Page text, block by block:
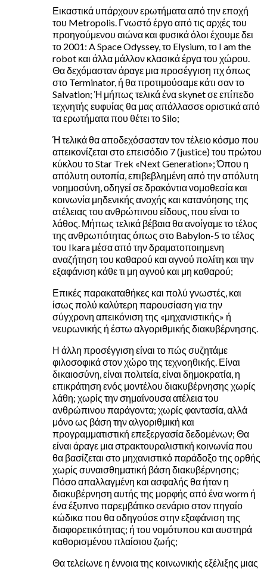
Εικαστικά υπάρχουν ερωτήματα από την εποχή
του Metropolis. Γνωστό έργο από τις αρχές του
προηγούμενου αιώνα και φυσικά όλοι έχουμε δει
το 2001: A Space Odyssey, το Elysium, το I am the
robot και άλλα μάλλον κλασικά έργα του χώρου.
Θα δεχόμασταν άραγε μια προσέγγιση πχ όπως
στο Terminator, ή θα προτιμούσαμε κάτι σαν το
Salvation; Ή μήπως τελικά ένα skynet σε επίπεδο
τεχνητής ευφυίας θα μας απάλλασσε οριστικά από
τα ερωτήματα που θέτει το Silo;
Ή τελικά θα αποδεχόσασταν τον τέλειο κόσμο που
απεικονίζεται στο επεισόδιο 7 (justice) του πρώτου
κύκλου το Star Trek «Next Generation»; Όπου η
απόλυτη ουτοπία, επιβεβλημένη από την απόλυτη
νοημοσύνη, οδηγεί σε δρακόντια νομοθεσία και
κοινωνία μηδενικής ανοχής και κατανόησης της
ατέλειας του ανθρώπινου είδους, που είναι το
λάθος. Μήπως τελικά βέβαια θα ανοίγαμε το τέλος
της ανθρωπότητας όπως στο Babylon-5 το τέλος
του Ikara μέσα από την δραματοποιημενη
αναζήτηση του καθαρού και αγνού πολίτη και την
εξαφάνιση κάθε τι μη αγνού και μη καθαρού;
Επικές παρακαταθήκες και πολύ γνωστές, και
ίσως πολύ καλύτερη παρουσίαση για την
σύγχρονη απεικόνιση της «μηχανιστικής» ή
νευρωνικής ή έστω αλγοριθμικής διακυβέρνησης.
Η άλλη προσέγγιση είναι το πώς συζητάμε
φιλοσοφικά στον χώρο της τεχνοηθικής. Είναι
δικαιοσύνη, είναι πολιτεία, είναι δημοκρατία, η
επικράτηση ενός μοντέλου διακυβέρνησης χωρίς
λάθη; χωρίς την σημαίνουσα ατέλεια του
ανθρώπινου παράγοντα; χωρίς φαντασία, αλλά
μόνο ως βάση την αλγοριθμική και
προγραμματιστική επεξεργασία δεδομένων; Θα
είναι άραγε μια στρακτουραλιστική κοινωνία που
θα βασίζεται στο μηχανιστικό παράδοξο της ορθής
χωρίς συναισθηματική βάση διακυβέρνησης;
Πόσο απαλλαγμένη και ασφαλής θα ήταν η
διακυβέρνηση αυτής της μορφής από ένα worm ή
ένα έξυπνο παρεμβάτικο σενάριο στον πηγαίο
κώδικα που θα οδηγούσε στην εξαφάνιση της
διαφορετικότητας; ή του νομότυπου και αυστηρά
καθορισμένου πλαίσιου ζωής;
Θα τελείωνε η έννοια της κοινωνικής εξέλιξης μιας